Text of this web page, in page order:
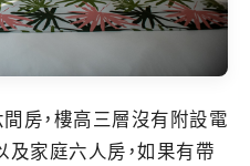
房，樓高三層沒有附設電
及家庭六人房，如果有帶